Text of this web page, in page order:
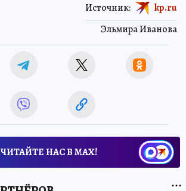
Эльмира Иванова
Источник: kp.ru
ЧИТАЙТЕ НАС В МАХ!